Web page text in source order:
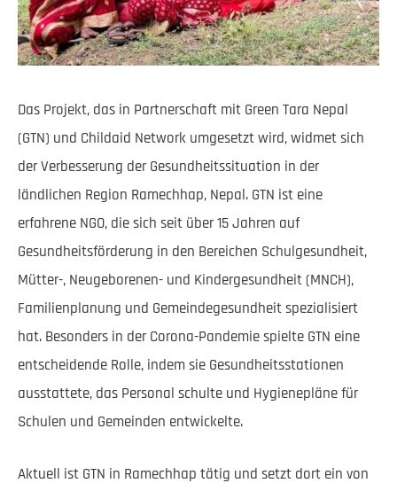
Das Projekt, das in Partnerschaft mit Green Tara Nepal
(GTN) und Childaid Network umgesetzt wird, widmet sich
der Verbesserung der Gesundheitssituation in der
ländlichen Region Ramechhap, Nepal. GTN ist eine
erfahrene NGO, die sich seit über 15 Jahren auf
Gesundheitsförderung in den Bereichen Schulgesundheit,
Mütter-, Neugeborenen- und Kindergesundheit (MNCH),
Familienplanung und Gemeindegesundheit spezialisiert
hat. Besonders in der Corona-Pandemie spielte GTN eine
entscheidende Rolle, indem sie Gesundheitsstationen
ausstattete, das Personal schulte und Hygienepläne für
Schulen und Gemeinden entwickelte.
Aktuell ist GTN in Ramechhap tätig und setzt dort ein von